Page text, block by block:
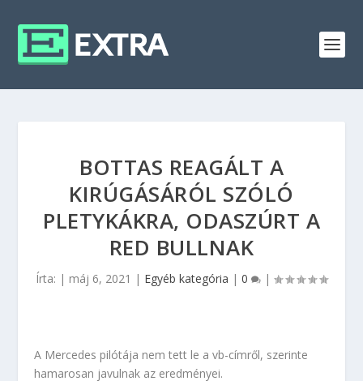
BOTTAS REAGÁLT A
KIRÚGÁSÁRÓL SZÓLÓ
PLETYKÁKRA, ODASZÚRT A
RED BULLNAK
Írta: | máj 6, 2021 | Egyéb kategória | 0 |
A Mercedes pilótája nem tett le a vb-címről, szerinte
hamarosan javulnak az eredményei.